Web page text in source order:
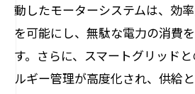
動したモーターシステムは、効
を可能にし、無駄な電力の消費
す。さらに、スマートグリッド
ルギー管理が高度化され、供給